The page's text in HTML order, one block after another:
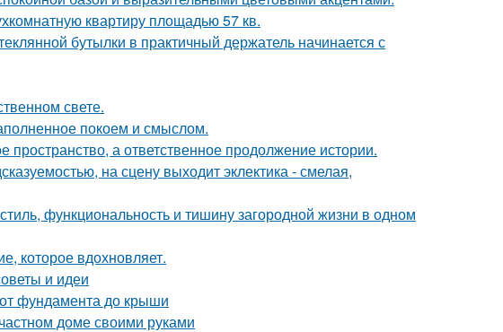
квартиру площадью 57 кв.
бутылки в практичный держатель начинается с
свете.
покоем и смыслом.
а ответственное продолжение истории.
на сцену выходит эклектика - смелая,
функциональность и тишину загородной жизни в одном
которое вдохновляет.
и идеи
фундамента до крыши
доме своими руками